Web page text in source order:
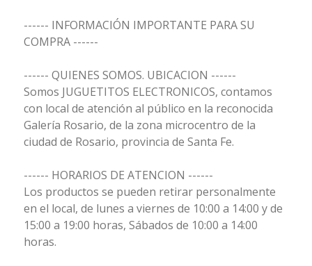
------ INFORMACIÓN IMPORTANTE PARA SU
COMPRA ------
------ QUIENES SOMOS. UBICACION ------
Somos JUGUETITOS ELECTRONICOS, contamos
con local de atención al público en la reconocida
Galería Rosario, de la zona microcentro de la
ciudad de Rosario, provincia de Santa Fe.
------ HORARIOS DE ATENCION ------
Los productos se pueden retirar personalmente
en el local, de lunes a viernes de 10:00 a 14:00 y de
15:00 a 19:00 horas, Sábados de 10:00 a 14:00
horas.